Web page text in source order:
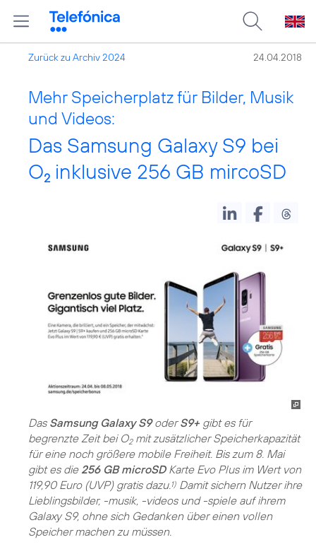
Zurück zu Archiv 2024 24.04.2018
Mehr Speicherplatz für Bilder, Musik
und Videos:
Das Samsung Galaxy S9 bei
O2 inklusive 256 GB mircoSD
Das Samsung Galaxy S9oderS9+ gibt es für
begrenzte Zeit bei O2mit zusätzlicher Speicherkapazität
für eine noch größere mobile Freiheit. Bis zum 8. Mai
gibt es die 256 GB microSDKarte Evo Plus im Wert von
119,90 Euro (UVP) gratis dazu. 1) Damit sichern Nutzer ihre
Lieblingsbilder, -musik, -videos und -spiele auf ihrem
Galaxy S9, ohne sich Gedanken über einen vollen
Speicher machen zu müssen.